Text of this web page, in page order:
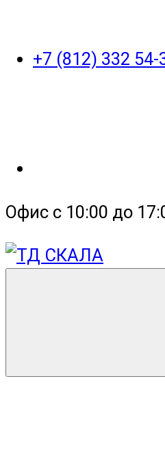
+7 (812) 332 54-
Офис с 10:00 до